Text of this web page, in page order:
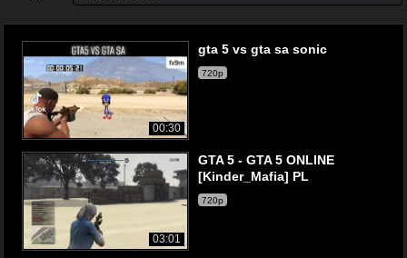
00:30
gta 5 vs gta sa sonic
720p
03:01
GTA 5 - GTA 5 ONLINE
[Kinder_Mafia] PL
720p